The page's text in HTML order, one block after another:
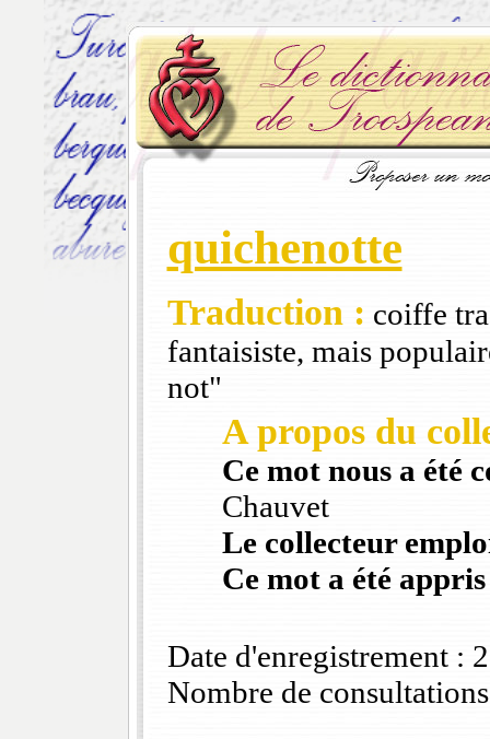
quichenotte
Traduction : coiffe
fantaisiste, mais
not"
A propos du
Ce mot nous a été
Chauvet
Le collecteur
Ce mot a été
Date d'enregistrement :
Nombre de